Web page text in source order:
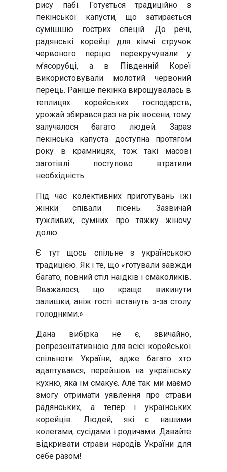
рису пабі. Готується традиційно з
пекінської капусти, що затирається
сумішшю гострих спецій. До речі,
радянські корейці для кімчі стручок
червоного перцю перекручували у
м’ясорубці, а в Південній Кореї
використовували молотий червоний
перець. Раніше пекінка вирощувалась в
теплицях корейських господарств,
урожай збирався раз на рік восени, тому
залучалося багато людей. Зараз
пекінська капуста доступна протягом
року в крамницях, тож такі масові
заготівлі поступово втратили
необхідність.
Під час колективних приготувань їжі
жінки співали пісень. Зазвичай
тужливих, сумних про тяжку жіночу
долю.
Є тут щось спільне з українською
традицією. Як і те, що «готували завжди
багато, повний стіл наїдків і смаколиків.
Вважалося, що краще викинути
залишки, аніж гості встануть з-за столу
голодними.»
Дана вибірка не є, звичайно,
репрезентативною для всієї корейської
спільноти України, адже багато хто
адаптувався, перейшов на українську
кухню, яка їм смакує. Але так ми маємо
змогу отримати уявлення про страви
радянських, а тепер і українських
корейців. Людей, які є нашими
колегами, сусідами і родичами. Давайте
відкривати страви народів України для
себе разом!